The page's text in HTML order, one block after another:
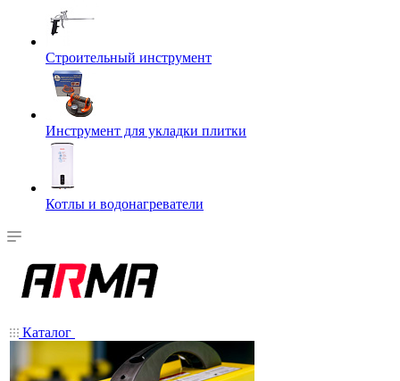
Строительный инструмент
Инструмент для укладки плитки
Котлы и водонагреватели
Каталог